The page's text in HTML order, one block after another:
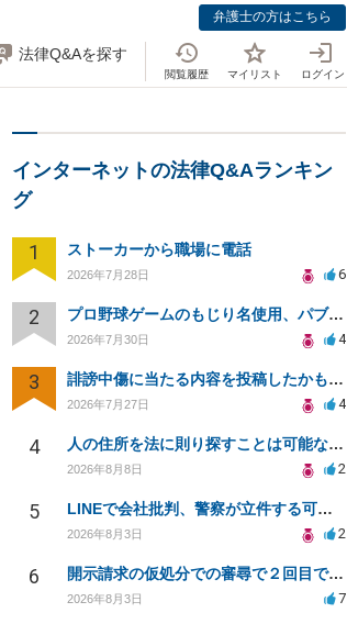
弁護士の方はこちら
法律Q&Aを探す
閲覧履歴 マイリスト ログイン
インターネットの法律Q&Aランキン
グ
1 ストーカーから職場に電話
2026年7月28日 6
2 プロ野球ゲームのもじり名使用、パブリシティ権の影響は？
2026年7月30日 4
3 誹謗中傷に当たる内容を投稿したかもしれない。開示請求や民事刑事裁判に発展しうるのか教えて欲しい。
2026年7月27日 4
4 人の住所を法に則り探すことは可能なのか？
2026年8月8日 2
5 LINEで会社批判、警察が立件する可能性は？
2026年8月3日 2
6 開示請求の仮処分での審尋で２回目で終わらない場合どうしたらいいですか
2026年8月3日 7